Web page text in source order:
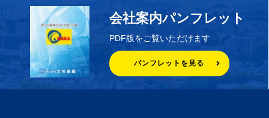
会社案内パンフレット
PDF版をご覧いただけます
パンフレットを見る